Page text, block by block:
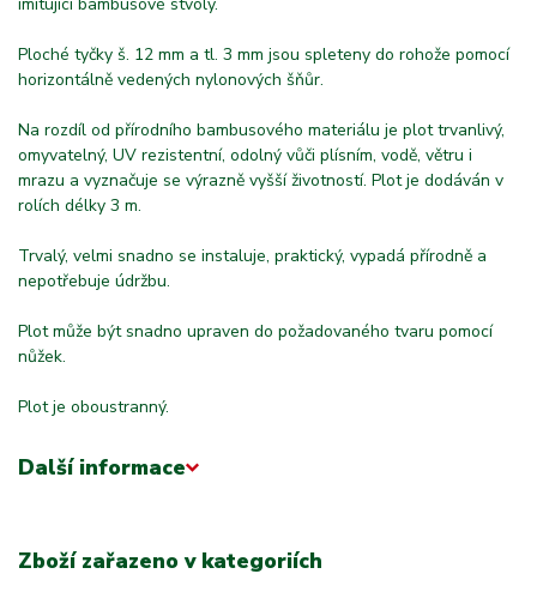
Ploché tyčky š. 12 mm a tl. 3 mm jsou spleteny do rohože pomocí
horizontálně vedených nylonových šňůr.
Na rozdíl od přírodního bambusového materiálu je plot trvanlivý,
omyvatelný, UV rezistentní, odolný vůči plísním, vodě, větru i
mrazu a vyznačuje se výrazně vyšší životností. Plot je dodáván v
rolích délky 3 m.
Trvalý, velmi snadno se instaluje, praktický, vypadá přírodně a
nepotřebuje údržbu.
Plot může být snadno upraven do požadovaného tvaru pomocí
nůžek.
Plot je oboustranný.
Další informace
Zboží zařazeno v kategoriích